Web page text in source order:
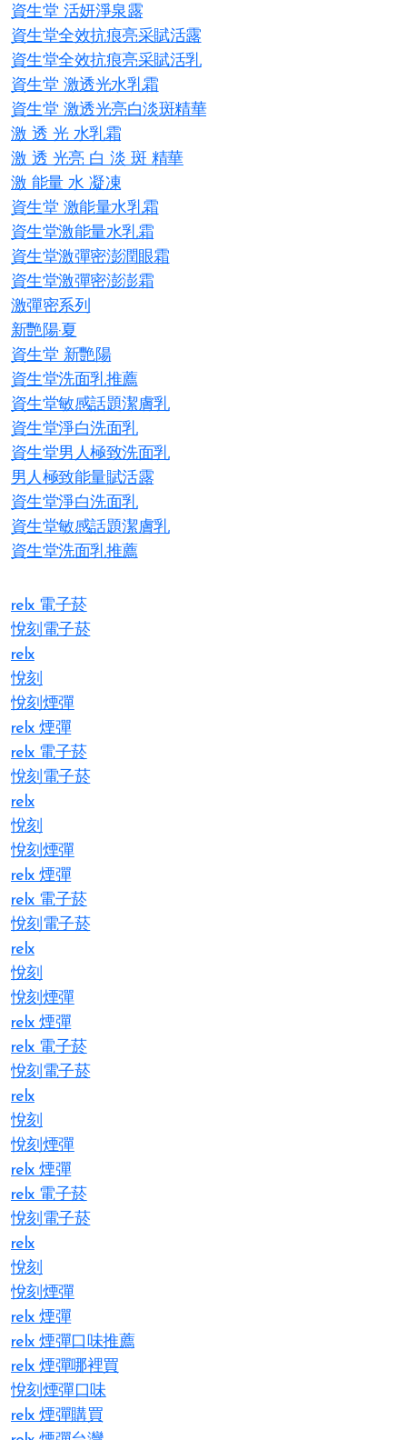
資生堂 活妍淨泉露
資生堂全效抗痕亮采賦活露
資生堂全效抗痕亮采賦活乳
資生堂 激透光水乳霜
資生堂 激透光亮白淡斑精華
激 透 光 水乳霜
激 透 光亮 白 淡 斑 精華
激 能量 水 凝凍
資生堂 激能量水乳霜
資生堂激能量水乳霜
資生堂激彈密澎潤眼霜
資生堂激彈密澎澎霜
激彈密系列
新艷陽·夏
資生堂 新艷陽
資生堂洗面乳推薦
資生堂敏感話題潔膚乳
資生堂淨白洗面乳
資生堂男人極致洗面乳
男人極致能量賦活露
資生堂淨白洗面乳
資生堂敏感話題潔膚乳
資生堂洗面乳推薦
relx 電子菸
悅刻電子菸
relx
悅刻
悅刻煙彈
relx 煙彈
relx 電子菸
悅刻電子菸
relx
悅刻
悅刻煙彈
relx 煙彈
relx 電子菸
悅刻電子菸
relx
悅刻
悅刻煙彈
relx 煙彈
relx 電子菸
悅刻電子菸
relx
悅刻
悅刻煙彈
relx 煙彈
relx 電子菸
悅刻電子菸
relx
悅刻
悅刻煙彈
relx 煙彈
relx 煙彈口味推薦
relx 煙彈哪裡買
悅刻煙彈口味
relx 煙彈購買